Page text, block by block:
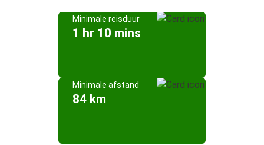
Minimale reisduur
1 hr 10 mins
Minimale afstand
84 km